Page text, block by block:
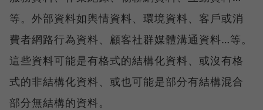
等。外部資料如輿情資料、環境資料、客戶或消
費者網路行為資料、顧客社群媒體溝通資料…等。
這些資料可能是有格式的結構化資料、或沒有格
式的非結構化資料、或也可能是部分有結構混合
部分無結構的資料。